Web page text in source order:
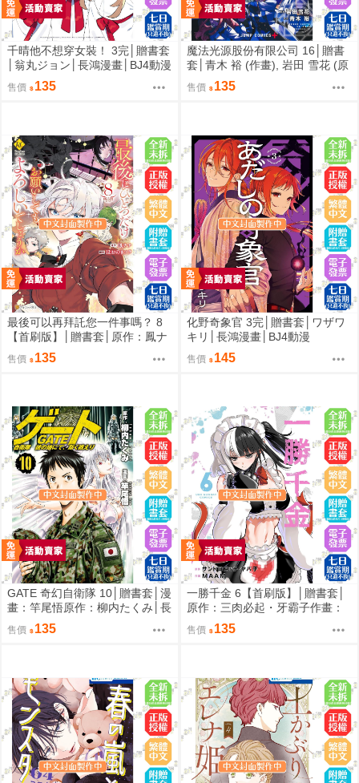
千晴他不想穿女裝！ 3完│贈書套
│翁丸ジョン│長鴻漫畫│BJ4動漫
售價 135
魔法光源股份有限公司 16│贈書
套│青木 裕 (作畫), 岩田 雪花 (原
作)│長鴻漫畫│BJ4動漫
售價 135
最後可以再拜託您一件事嗎？ 8
【首刷版】│贈書套│原作：鳳ナ
ナ漫畫：ほおのきソラ│長鴻漫畫
│BJ4動漫
售價 135
化野奇象官 3完│贈書套│ワザワ
キリ│長鴻漫畫│BJ4動漫
售價 145
GATE 奇幻自衛隊 10│贈書套│漫
畫：竿尾悟原作：柳内たくみ│長
鴻漫畫│BJ4動漫
售價 135
一勝千金 6【首刷版】│贈書套│
原作：三肉必起・牙霸子作畫：
MAAM│長鴻漫畫│BJ4動漫
售價 135